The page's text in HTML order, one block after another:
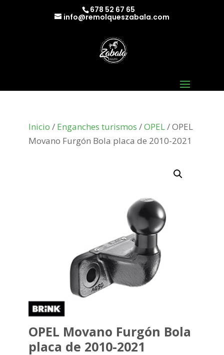
678 52 67 65
info@remolqueszabala.com
Inicio / Enganches turismos /OPEL/ OPEL
Movano Furgón Bola placa de 2010-2021
OPEL Movano Furgón Bola
placa de 2010-2021